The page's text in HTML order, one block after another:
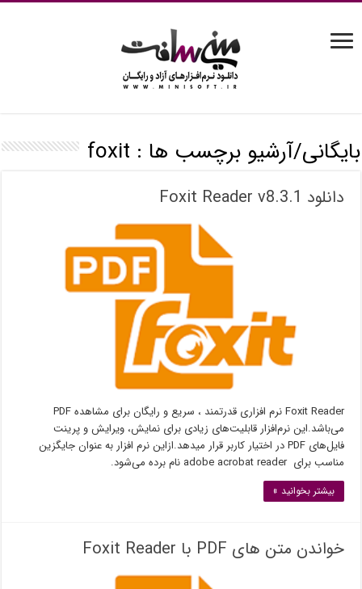
بایگانی/آرشیو برچسب ها : foxit
دانلود Foxit Reader v8.3.1
Foxit Reader نرم افزاری قدرتمند ، سریع و رایگان برای مشاهده PDF
می‌باشد.این نرم‌افزار قابلیت‌های زیادی برای نمایش، ویرایش و پرینت
فایل‌های PDF در اختیار کاربر قرار میدهد.ازاین نرم افزار به عنوان جایگزین
مناسب برای adobe acrobat reader نام برده می‌شود.
بیشتر بخوانید »
خواندن متن های PDF با Foxit Reader